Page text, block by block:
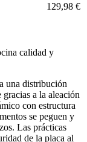
129,98 €
calidad y
una distribución
a la aleación
con estructura
se peguen y
Las prácticas
de la placa al